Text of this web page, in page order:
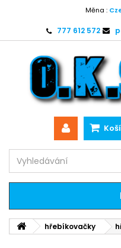
Měna :
777 612 572
hřebíkovačky